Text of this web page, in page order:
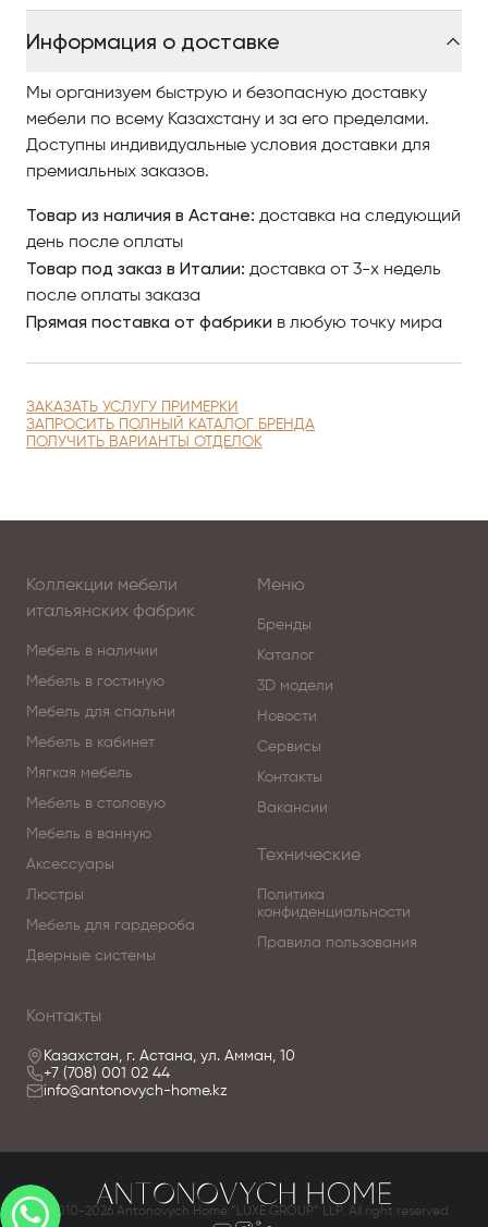
Информация о доставке
Мы организуем быструю и безопасную доставку
мебели по всему Казахстану и за его пределами.
Доступны индивидуальные условия доставки для
премиальных заказов.
Товар из наличия в Астане: доставка на следующий
день после оплаты
Товар под заказ в Италии: доставка от 3-х недель
после оплаты заказа
Прямая поставка от фабрики в любую точку мира
ЗАКАЗАТЬ УСЛУГУ ПРИМЕРКИ
ЗАПРОСИТЬ ПОЛНЫЙ КАТАЛОГ БРЕНДА
ПОЛУЧИТЬ ВАРИАНТЫ ОТДЕЛОК
Коллекции мебели
итальянских фабрик
Мебель в наличии
Мебель в гостиную
Мебель для спальни
Мебель в кабинет
Мягкая мебель
Мебель в столовую
Мебель в ванную
Аксессуары
Люстры
Мебель для гардероба
Дверные системы
Меню
Бренды
Каталог
3D модели
Новости
Сервисы
Контакты
Вакансии
Технические
Политика
конфиденциальности
Правила пользования
Контакты
Казахстан, г. Астана, ул. Амман, 10
+7 (708) 001 02 44
info@antonovych-home.kz
© 2010-2026 Antonovych Home.”LUXE GROUP” LLP. All right reserved.